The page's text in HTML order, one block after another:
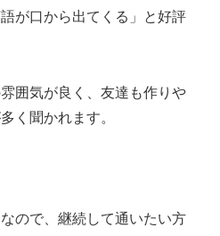
が口から出てくる」と好評
雰囲気が良く、友達も作りや
く聞かれます。
ので、継続して通いたい方